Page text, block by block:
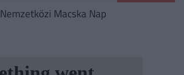
Nemzetközi Macska Nap